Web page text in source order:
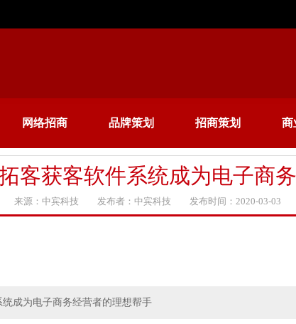
网络招商 品牌策划 招商策划 商
客获客软件系统成为电子商
来源：中宾科技 发布者：中宾科技 发布时间：2020-03-03
统成为电子商务经营者的理想帮手